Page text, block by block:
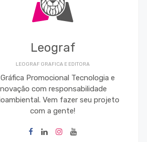
Leograf
LEOGRAF GRAFICA E EDITORA
Promocional Tecnologia e
com responsabilidade
Vem fazer seu projeto
com a gente!